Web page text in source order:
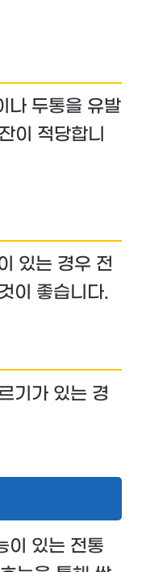
나 두통을 유발
이 적당합니
있는 경우 전
이 좋습니다.
기가 있는 경
이 있는 전통